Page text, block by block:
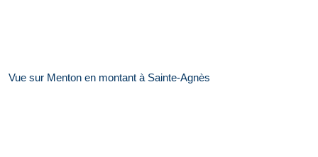
Vue sur Menton en montant à Sainte-Agnès